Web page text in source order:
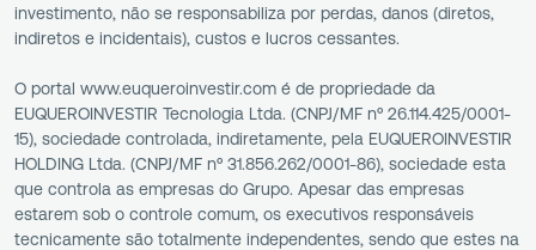
investimento, não se responsabiliza por perdas, danos (diretos,
indiretos e incidentais), custos e lucros cessantes.
O portal www.euqueroinvestir.com é de propriedade da
EUQUEROINVESTIR Tecnologia Ltda. (CNPJ/MF nº 26.114.425/0001-
15), sociedade controlada, indiretamente, pela EUQUEROINVESTIR
HOLDING Ltda. (CNPJ/MF nº 31.856.262/0001-86), sociedade esta
que controla as empresas do Grupo. Apesar das empresas
estarem sob o controle comum, os executivos responsáveis
tecnicamente são totalmente independentes, sendo que estes na